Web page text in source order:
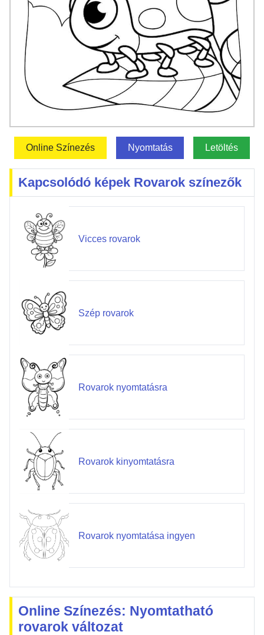
Online Színezés Nyomtatás Letöltés
Kapcsolódó képek Rovarok színezők
Vicces rovarok
Szép rovarok
Rovarok nyomtatásra
Rovarok kinyomtatásra
Rovarok nyomtatása ingyen
Online Színezés: Nyomtatható
rovarok változat